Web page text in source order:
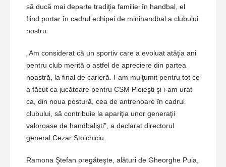
să ducă mai departe tradiţia familiei în handbal, el
fiind portar în cadrul echipei de minihandbal a clubului
nostru.
„Am considerat că un sportiv care a evoluat atâţia ani
pentru club merită o astfel de apreciere din partea
noastră, la final de carieră. I-am mulţumit pentru tot ce
a făcut ca jucătoare pentru CSM Ploieşti şi i-am urat
ca, din noua postură, cea de antrenoare în cadrul
clubului, să contribuie la apariţia unor generaţii
valoroase de handbalişti”, a declarat directorul
general Cezar Stoichiciu.
Ramona Ştefan pregăteşte, alături de Gheorghe Puia,